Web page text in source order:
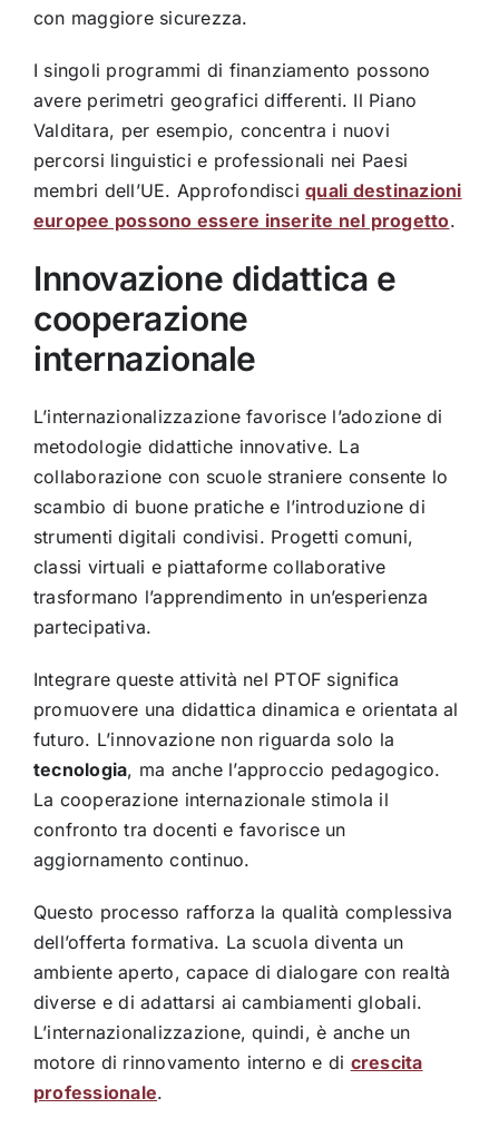
con maggiore sicurezza.
I singoli programmi di finanziamento possono
avere perimetri geografici differenti. Il Piano
Valditara, per esempio, concentra i nuovi
percorsi linguistici e professionali nei Paesi
membri dell’UE. Approfondisciquali destinazioni
europee possono essere inserite nel progetto.
Innovazione didattica e
cooperazione
internazionale
L’internazionalizzazione favorisce l’adozione di
metodologie didattiche innovative. La
collaborazione con scuole straniere consente lo
scambio di buone pratiche e l’introduzione di
strumenti digitali condivisi. Progetti comuni,
classi virtuali e piattaforme collaborative
trasformano l’apprendimento in un’esperienza
partecipativa.
Integrare queste attività nel PTOF significa
promuovere una didattica dinamica e orientata al
futuro. L’innovazione non riguarda solo la
tecnologia, ma anche l’approccio pedagogico.
La cooperazione internazionale stimola il
confronto tra docenti e favorisce un
aggiornamento continuo.
Questo processo rafforza la qualità complessiva
dell’offerta formativa. La scuola diventa un
ambiente aperto, capace di dialogare con realtà
diverse e di adattarsi ai cambiamenti globali.
L’internazionalizzazione, quindi, è anche un
motore di rinnovamento interno e di crescita
professionale.